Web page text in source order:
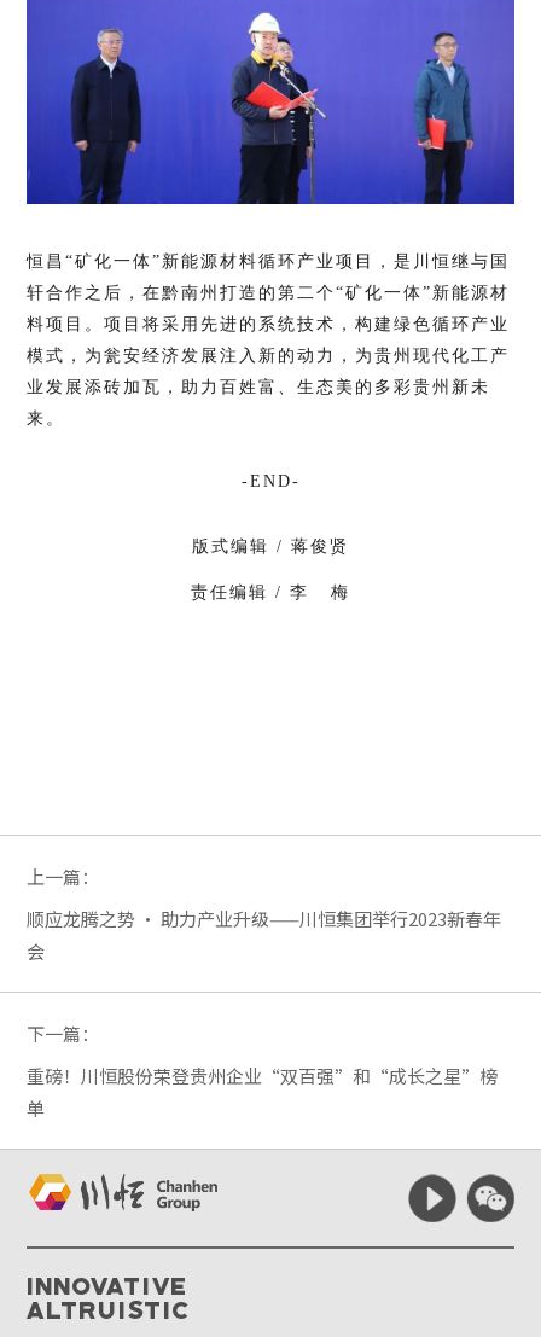
恒昌“矿化一体”新能源材料循环产业项目，是川恒继与国
轩合作之后，在黔南州打造的第二个“矿化一体”新能源材
料项目。项目将采用先进的系统技术，构建绿色循环产业
模式，为瓮安经济发展注入新的动力，为贵州现代化工产
业发展添砖加瓦，助力百姓富、生态美的多彩贵州新未
来。
-END-
版式编辑 / 蒋俊贤
责任编辑 / 李 梅
上一篇：
顺应龙腾之势 · 助力产业升级——川恒集团举行2023新春年
会
下一篇：
重磅！川恒股份荣登贵州企业“双百强”和“成长之星”榜
单
Innovative
Altruistic